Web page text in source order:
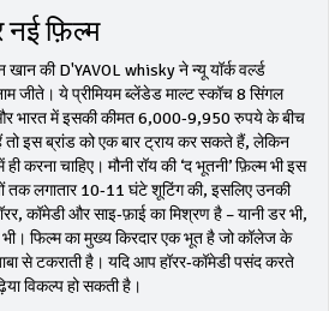
नई फ़िल्म
की D'YAVOL whisky ने न्यू यॉर्क वर्ल्ड
जीते। ये प्रीमियम ब्लेंडेड माल्ट स्कॉच 8 सिंगल
और भारत में इसकी कीमत 6,000‑9,950 रुपये के बीच
इस ब्रांड को एक बार ट्राय कर सकते हैं, लेकिन
करना चाहिए। मौनी रॉय की ‘द भूतनी’ फ़िल्म भी इस
तक लगातार 10‑11 घंटे शूटिंग की, इसलिए उनकी
कॉमेडी और साइ‑फ़ाई का मिश्रण है – यानी डर भी,
भी। फिल्म का मुख्य किरदार एक भूत है जो कॉलेज के
से टकराती है। यदि आप हॉरर‑कॉमेडी पसंद करते
विकल्प हो सकती है।